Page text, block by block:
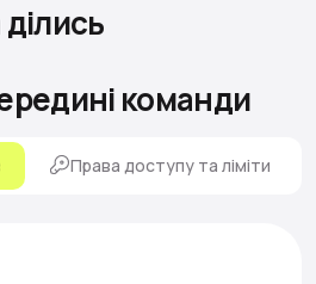
команди
Права доступу та ліміти